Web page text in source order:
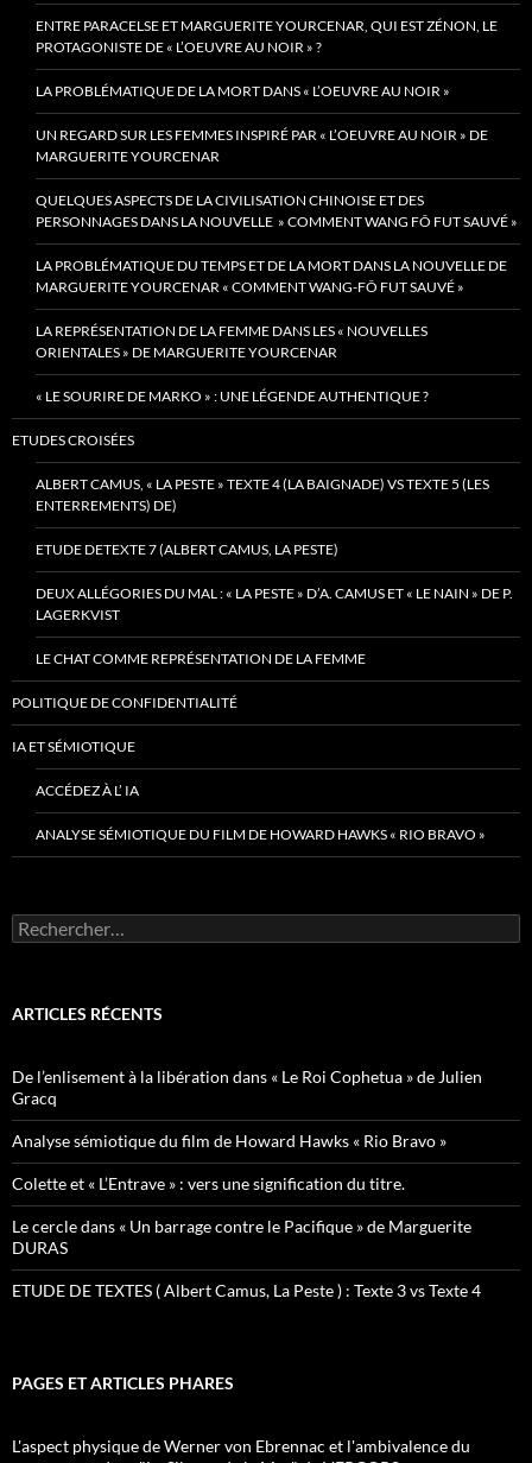
ENTRE PARACELSE ET MARGUERITE YOURCENAR, QUI EST ZÉNON, LE
PROTAGONISTE DE « L’OEUVRE AU NOIR » ?
LA PROBLÉMATIQUE DE LA MORT DANS « L’OEUVRE AU NOIR »
UN REGARD SUR LES FEMMES INSPIRÉ PAR « L’OEUVRE AU NOIR » DE
MARGUERITE YOURCENAR
QUELQUES ASPECTS DE LA CIVILISATION CHINOISE ET DES
PERSONNAGES DANS LA NOUVELLE » COMMENT WANG FÔ FUT SAUVÉ »
LA PROBLÉMATIQUE DU TEMPS ET DE LA MORT DANS LA NOUVELLE DE
MARGUERITE YOURCENAR « COMMENT WANG-FÔ FUT SAUVÉ »
LA REPRÉSENTATION DE LA FEMME DANS LES « NOUVELLES
ORIENTALES » DE MARGUERITE YOURCENAR
« LE SOURIRE DE MARKO » : UNE LÉGENDE AUTHENTIQUE ?
ETUDES CROISÉES
ALBERT CAMUS, « LA PESTE » TEXTE 4 (LA BAIGNADE) VS TEXTE 5 (LES
ENTERREMENTS) DE)
ETUDE DETEXTE 7 (ALBERT CAMUS, LA PESTE)
DEUX ALLÉGORIES DU MAL : « LA PESTE » D’A. CAMUS ET « LE NAIN » DE P.
LAGERKVIST
LE CHAT COMME REPRÉSENTATION DE LA FEMME
POLITIQUE DE CONFIDENTIALITÉ
IA ET SÉMIOTIQUE
ACCÉDEZ À L’ IA
ANALYSE SÉMIOTIQUE DU FILM DE HOWARD HAWKS « RIO BRAVO »
Rechercher :
ARTICLES RÉCENTS
De l’enlisement à la libération dans « Le Roi Cophetua » de Julien
Gracq
Analyse sémiotique du film de Howard Hawks « Rio Bravo »
Colette et « L’Entrave » : vers une signification du titre.
Le cercle dans « Un barrage contre le Pacifique » de Marguerite
DURAS
ETUDE DE TEXTES ( Albert Camus, La Peste ) : Texte 3 vs Texte 4
PAGES ET ARTICLES PHARES
L'aspect physique de Werner von Ebrennac et l'ambivalence du